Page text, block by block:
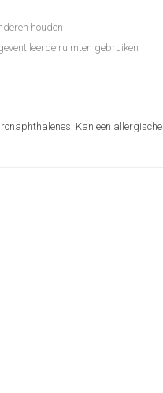
houden
ruimten gebruiken
Kan een